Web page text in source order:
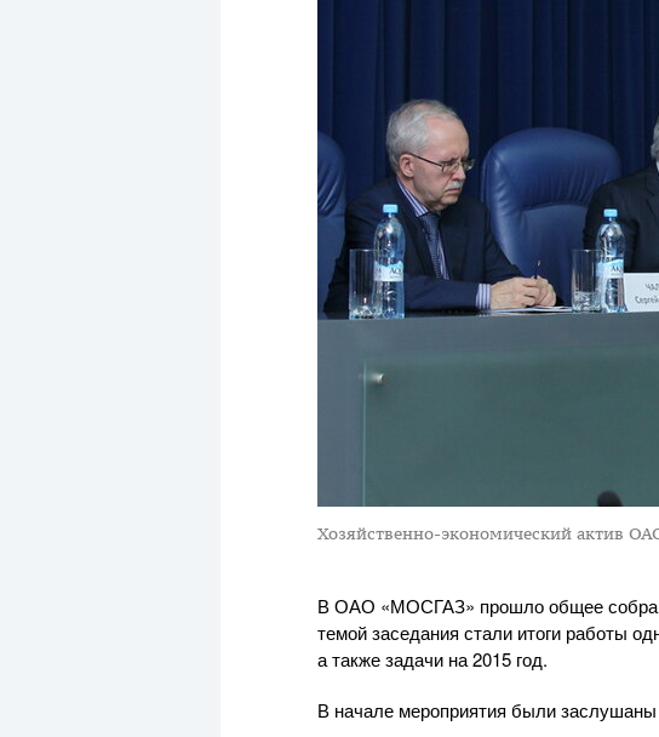
Хозяйственно-экономический актив
ВОАО «МОСГАЗ» прошло общее
темой заседания стали итоги работы
а также задачи на 2015 год.
В начале мероприятия были заслушаны